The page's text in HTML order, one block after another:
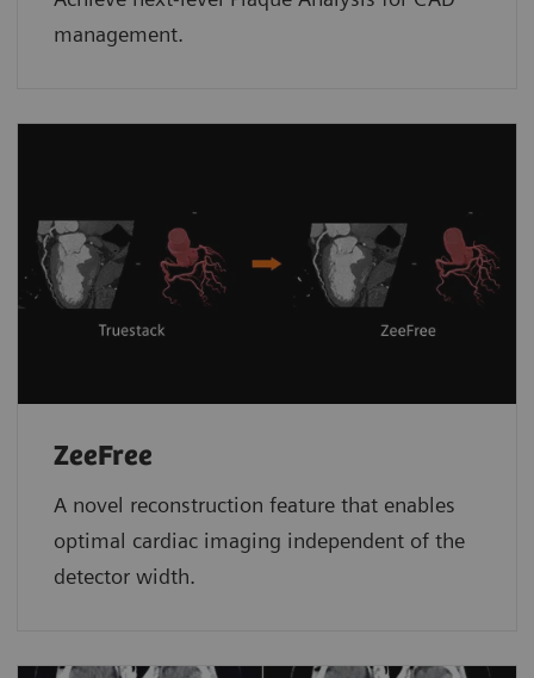
management.
ZeeFree
A novel reconstruction feature that enables
optimal cardiac imaging independent of the
detector width.